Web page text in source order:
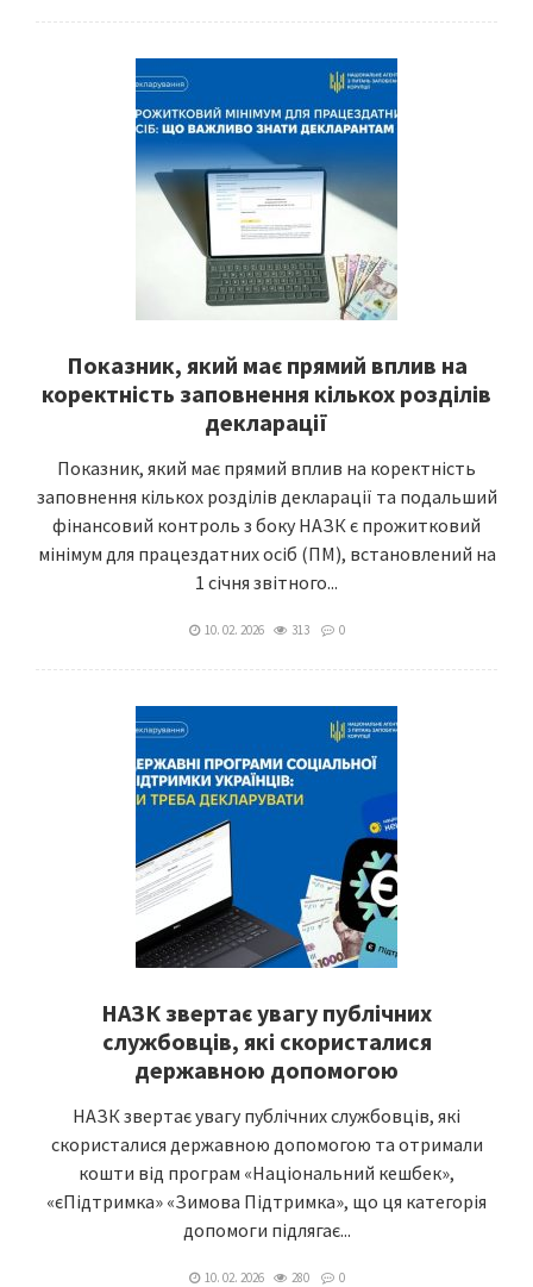
Показник, який має прямий вплив на
коректність заповнення кількох розділів
декларації
Показник, який має прямий вплив на коректність
заповнення кількох розділів декларації та подальший
фінансовий контроль з боку НАЗК є прожитковий
мінімум для працездатних осіб (ПМ), встановлений на
1 січня звітного...
10. 02. 2026 313 0
НАЗК звертає увагу публічних
службовців, які скористалися
державною допомогою
НАЗК звертає увагу публічних службовців, які
скористалися державною допомогою та отримали
кошти від програм «Національний кешбек»,
«єПідтримка» «Зимова Підтримка», що ця категорія
допомоги підлягає...
10. 02. 2026 280 0